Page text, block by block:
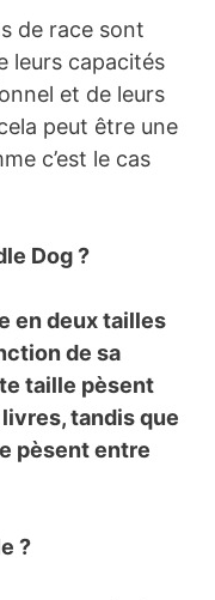
de race sont
leurs capacités
et de leurs
peut être une
c’est le cas
Dog ?
en deux tailles
de sa
taille pèsent
tandis que
pèsent entre
?